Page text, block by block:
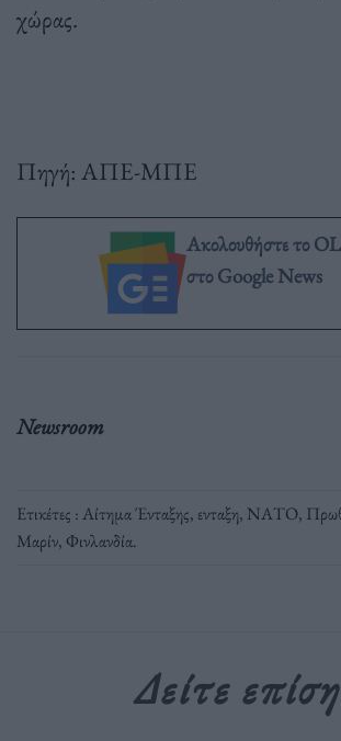
χώρας.
Πηγή: ΑΠΕ-ΜΠΕ
Ακολουθήστε το
στο Google News
Newsroom
Ετικέτες :Αίτημα Ένταξης, ενταξη, ΝΑΤΟ,
Μαρίν, Φινλανδία.
Δείτε